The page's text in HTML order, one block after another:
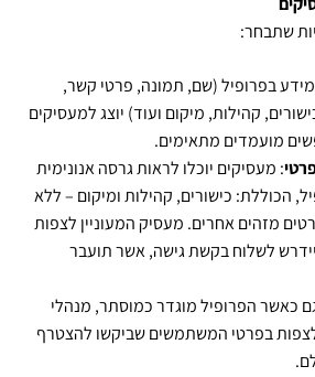
שתבחר:
בפרופיל (שם, תמונה, פרטי קשר,
קהילות, מיקום ועוד) יוצג למעסיקים
מועמדים מתאימים.
: מעסיקים יוכלו לראות גרסה אנונימית
הכוללת: כישורים, קהילות ומיקום – ללא
מזהים אחרים. מעסיק המעוניין לצפות
לשלוח בקשת גישה, אשר תועבר
כאשר הפרופיל מוגדר כמוסתר, מנהלי
בפרטי המשתמשים שביקשו להצטרף